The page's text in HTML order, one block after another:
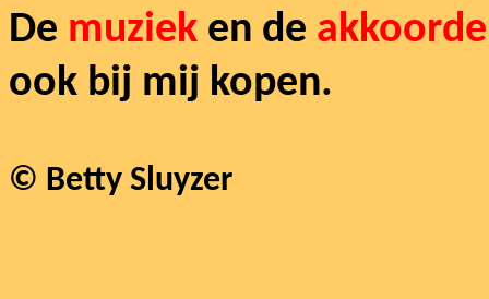
De muziek en de
ook bij mij kopen.
© Betty Sluyzer